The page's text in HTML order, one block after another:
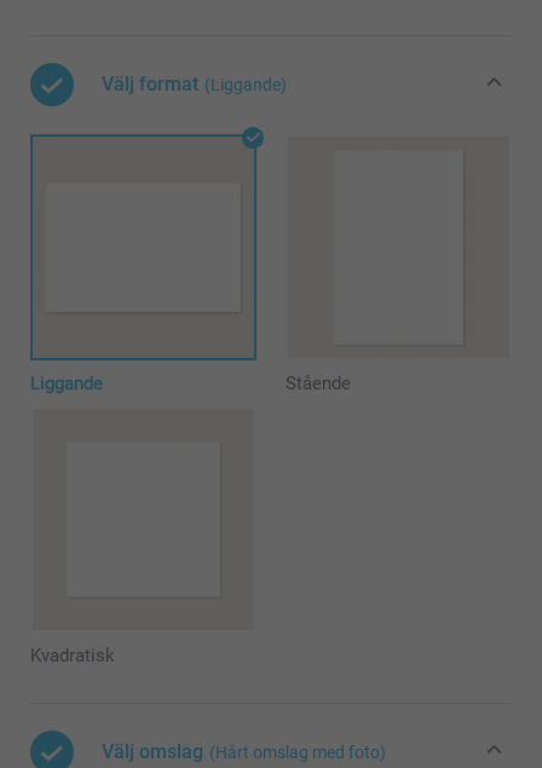
Välj format (Liggande)
Liggande Stående
Kvadratisk
Välj omslag (Hårt omslag med foto)